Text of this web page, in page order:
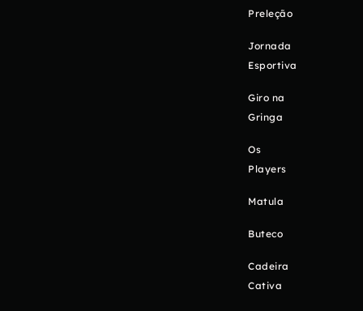
Preleção
Jornada
Esportiva
Giro na
Gringa
Os
Players
Matula
Buteco
Cadeira
Cativa